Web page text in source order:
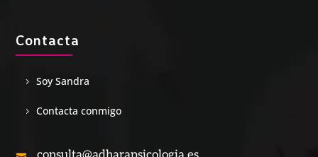
Contacta
Soy Sandra
Contacta conmigo